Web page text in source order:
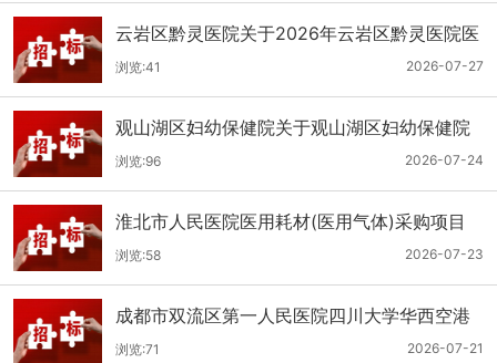
云岩区黔灵医院关于2026年云岩区黔灵医院医
用耗材采购项目（品目三）三次招标的公开招
标公告
2026-07-27
浏览:41
观山湖区妇幼保健院关于观山湖区妇幼保健院
医用耗材采购项目的公开招标公告
2026-07-24
浏览:96
淮北市人民医院医用耗材(医用气体)采购项目
（二次）招标公告
2026-07-23
浏览:58
成都市双流区第一人民医院四川大学华西空港
医院2026年第二批医用耗材采购项目招标公告
2026-07-21
浏览:71